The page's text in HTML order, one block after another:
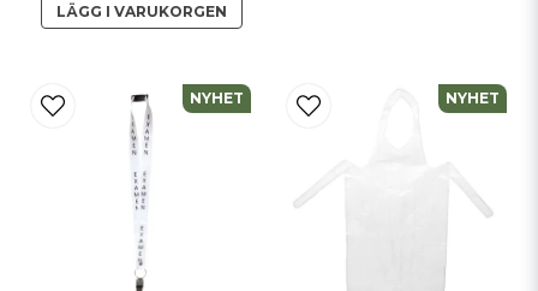
LÄGG I VARUKORGEN
NYHET NYHET